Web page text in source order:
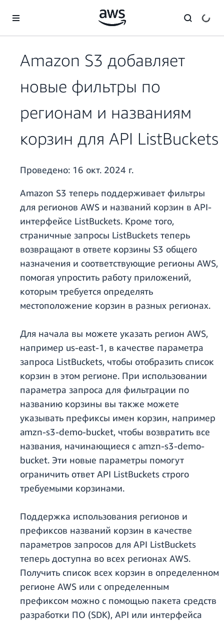
Перейти к главному контенту
Amazon S3 добавляет
новые фильтры по
регионам и названиям
корзин для API ListBuckets
Проведено: 16 окт. 2024 г.
Amazon S3 теперь поддерживает фильтры
для регионов AWS и названий корзин в API-
интерфейсе ListBuckets. Кроме того,
страничные запросы ListBuckets теперь
возвращают в ответе корзины S3 общего
назначения и соответствующие регионы AWS,
помогая упростить работу приложений,
которым требуется определять
местоположение корзин в разных регионах.
Для начала вы можете указать регион AWS,
например us-east-1, в качестве параметра
запроса ListBuckets, чтобы отобразить список
корзин в этом регионе. При использовании
параметра запроса для фильтрации по
названию корзины вы также можете
указывать префиксы имен корзин, например
amzn-s3-demo-bucket, чтобы возвратить все
названия, начинающиеся с amzn-s3-demo-
bucket. Эти новые параметры помогут
ограничить ответ API ListBuckets строго
требуемыми корзинами.
Поддержка использования регионов и
префиксов названий корзин в качестве
параметров запросов для API ListBuckets
теперь доступна во всех регионах AWS.
Получить список всех корзин в определенном
регионе AWS или с определенным
префиксом можно с помощью пакета средств
разработки ПО (SDK), API или интерфейса